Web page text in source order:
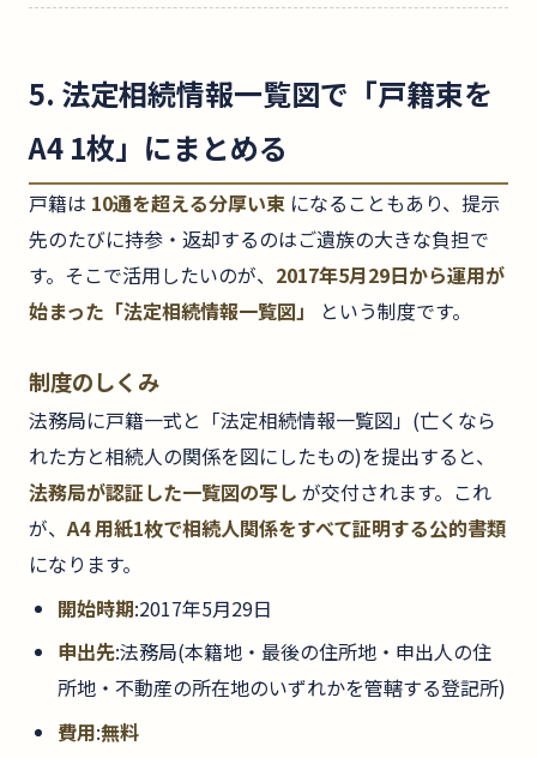
5. 法定相続情報一覧図で「戸籍束を
A4 1枚」にまとめる
戸籍は 10通を超える分厚い束 になることもあり、提示
先のたびに持参・返却するのはご遺族の大きな負担で
す。そこで活用したいのが、 2017年5月29日から運用が
始まった「法定相続情報一覧図」
という制度です。
制度のしくみ
法務局に戸籍一式と「法定相続情報一覧図」(亡くなら
れた方と相続人の関係を図にしたもの)を提出すると、
法務局が認証した一覧図の写し が交付されます。これ
が、A4 用紙1枚で相続人関係をすべて証明する公的書類
になります。
開始時期:2017年5月29日
申出先:法務局(本籍地・最後の住所地・申出人の住
所地・不動産の所在地のいずれかを管轄する登記所)
費用:無料